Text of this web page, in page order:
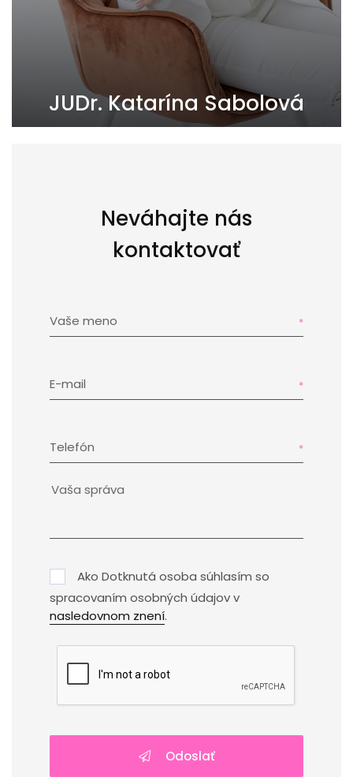
JUDr. Katarína Sabolová
Neváhajte nás
kontaktovať
Vaše meno
E-mail
Telefón
Ako Dotknutá osoba súhlasím so
spracovaním osobných údajov v
nasledovnom znení.
Odoslať